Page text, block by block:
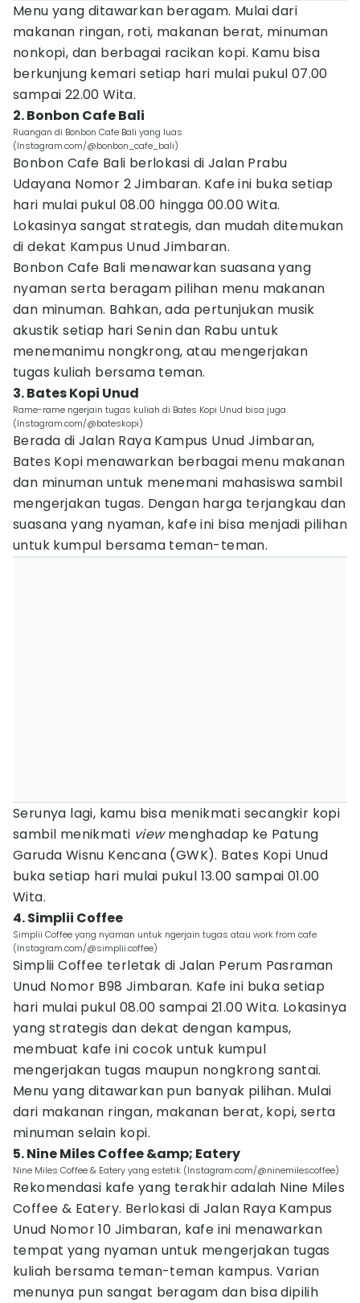
Menu yang ditawarkan beragam. Mulai dari
makanan ringan, roti, makanan berat, minuman
nonkopi, dan berbagai racikan kopi. Kamu bisa
berkunjung kemari setiap hari mulai pukul 07.00
sampai 22.00 Wita.
2. Bonbon Cafe Bali
Ruangan di Bonbon Cafe Bali yang luas
(Instagram.com/@bonbon_cafe_bali)
Bonbon Cafe Bali berlokasi di Jalan Prabu
Udayana Nomor 2 Jimbaran. Kafe ini buka setiap
hari mulai pukul 08.00 hingga 00.00 Wita.
Lokasinya sangat strategis, dan mudah ditemukan
di dekat Kampus Unud Jimbaran.
Bonbon Cafe Bali menawarkan suasana yang
nyaman serta beragam pilihan menu makanan
dan minuman. Bahkan, ada pertunjukan musik
akustik setiap hari Senin dan Rabu untuk
menemanimu nongkrong, atau mengerjakan
tugas kuliah bersama teman.
3. Bates Kopi Unud
Rame-rame ngerjain tugas kuliah di Bates Kopi Unud bisa juga
(Instagram.com/@bateskopi)
Berada di Jalan Raya Kampus Unud Jimbaran,
Bates Kopi menawarkan berbagai menu makanan
dan minuman untuk menemani mahasiswa sambil
mengerjakan tugas. Dengan harga terjangkau dan
suasana yang nyaman, kafe ini bisa menjadi pilihan
untuk kumpul bersama teman-teman.
Serunya lagi, kamu bisa menikmati secangkir kopi
sambil menikmati viewmenghadap ke Patung
Garuda Wisnu Kencana (GWK). Bates Kopi Unud
buka setiap hari mulai pukul 13.00 sampai 01.00
Wita.
4. Simplii Coffee
Simplii Coffee yang nyaman untuk ngerjain tugas atau work from cafe
(Instagram.com/@simplii.coffee)
Simplii Coffee terletak di Jalan Perum Pasraman
Unud Nomor B98 Jimbaran. Kafe ini buka setiap
hari mulai pukul 08.00 sampai 21.00 Wita. Lokasinya
yang strategis dan dekat dengan kampus,
membuat kafe ini cocok untuk kumpul
mengerjakan tugas maupun nongkrong santai.
Menu yang ditawarkan pun banyak pilihan. Mulai
dari makanan ringan, makanan berat, kopi, serta
minuman selain kopi.
5. Nine Miles Coffee &amp; Eatery
Nine Miles Coffee & Eatery yang estetik (Instagram.com/@ninemilescoffee)
Rekomendasi kafe yang terakhir adalah Nine Miles
Coffee & Eatery. Berlokasi di Jalan Raya Kampus
Unud Nomor 10 Jimbaran, kafe ini menawarkan
tempat yang nyaman untuk mengerjakan tugas
kuliah bersama teman-teman kampus. Varian
menunya pun sangat beragam dan bisa dipilih